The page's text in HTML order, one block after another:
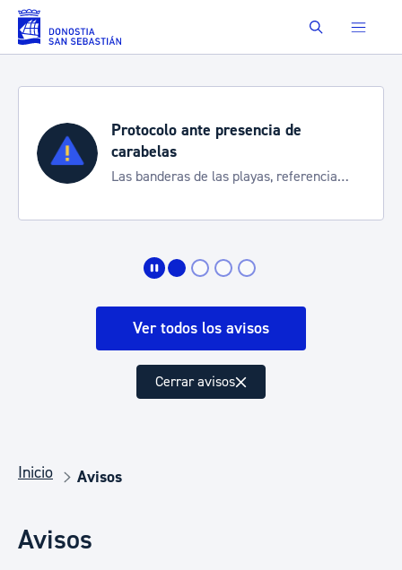
Saltar al contenido principal Buscar
Protocolo ante presencia de
carabelas
Las banderas de las playas, referencia
Ver todos los avisos
Cerrar avisos
Inicio Avisos
Avisos